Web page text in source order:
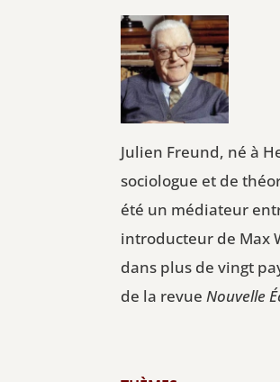
Julien Freund, né à
sociologue et de
été un médiateur
introducteur de Max
dans plus de vingt
de la revueNouvelle